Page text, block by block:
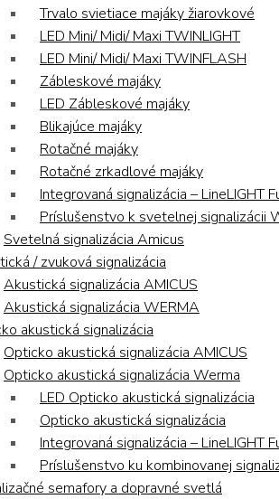
Trvalo svietiace majáky žiarovkové
LED Mini/ Midi/ Maxi TWINLIGHT
LED Mini/ Midi/ Maxi TWINFLASH
Zábleskové majáky
LED Zábleskové majáky
Blikajúce majáky
Rotačné majáky
Rotačné zrkadlové majáky
Integrovaná signalizácia – LineLIGHT
Príslušenstvo k svetelnej signalizácii
Svetelná signalizácia Amicus
/ zvuková signalizácia
Akustická signalizácia AMICUS
Akustická signalizácia WERMA
akustická signalizácia
Opticko akustická signalizácia AMICUS
Opticko akustická signalizácia Werma
LED Opticko akustická signalizácia
Opticko akustická signalizácia
Integrovaná signalizácia – LineLIGHT
Príslušenstvo ku kombinovanej
semafory a dopravné svetlá